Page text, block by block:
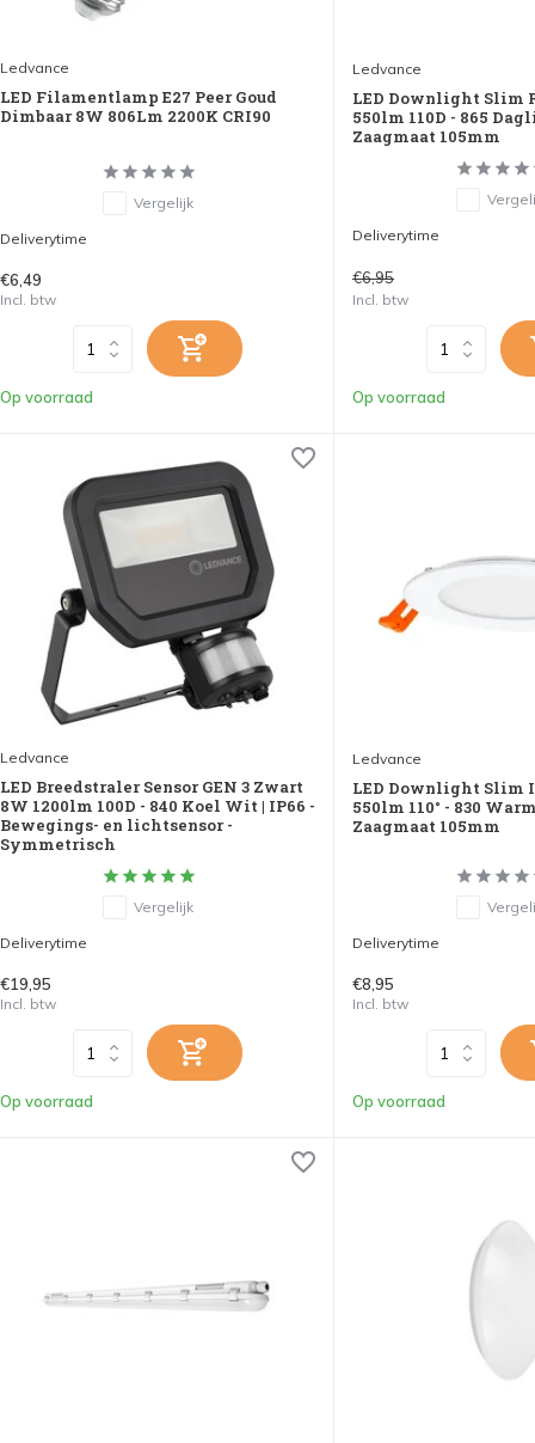
Ledvance
LED Filamentlamp E27 Peer Goud
Dimbaar 8W 806Lm 2200K CRI90
Vergelijk
Deliverytime
€6,49
Incl. btw
Op voorraad
Ledvance
LED Downlight Slim
550lm 110D - 865
Zaagmaat 105mm
Deliverytime
€6,95
Incl. btw
Op voorraad
Ledvance
LED Breedstraler Sensor GEN 3 Zwart
8W 1200lm 100D - 840 Koel Wit | IP66 -
Bewegings- en lichtsensor -
Symmetrisch
Vergelijk
Deliverytime
€19,95
Incl. btw
Op voorraad
Ledvance
LED Downlight Slim
550lm 110° - 830
Zaagmaat 105mm
Deliverytime
€8,95
Incl. btw
Op voorraad